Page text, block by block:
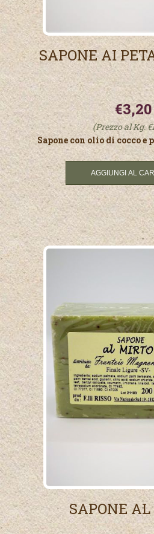
SAPONE AI
€3,20
(Prezzo al Kg.
Sapone con olio di cocco e
SAPONE